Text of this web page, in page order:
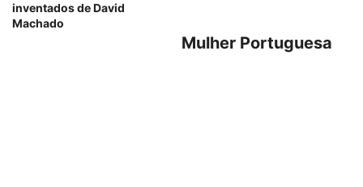
inventados de David
Machado
Mulher Portuguesa